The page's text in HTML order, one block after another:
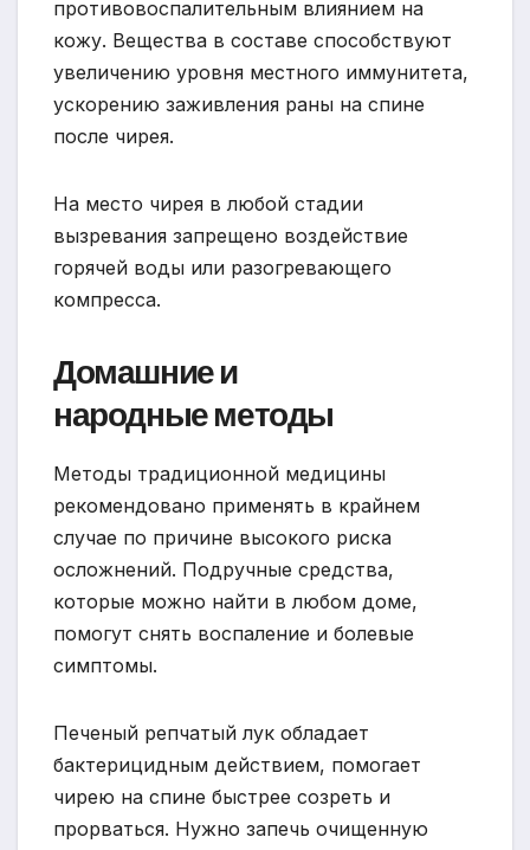
противовоспалительным влиянием на
кожу. Вещества в составе способствуют
увеличению уровня местного иммунитета,
ускорению заживления раны на спине
после чирея.
На место чирея в любой стадии
вызревания запрещено воздействие
горячей воды или разогревающего
компресса.
Домашние и
народные методы
Методы традиционной медицины
рекомендовано применять в крайнем
случае по причине высокого риска
осложнений. Подручные средства,
которые можно найти в любом доме,
помогут снять воспаление и болевые
симптомы.
Печеный репчатый лук обладает
бактерицидным действием, помогает
чирею на спине быстрее созреть и
прорваться. Нужно запечь очищенную